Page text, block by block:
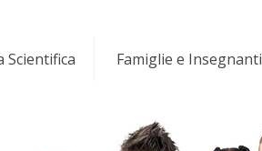
Scientifica Famiglie e Insegnanti